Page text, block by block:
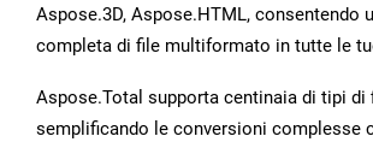
Aspose.3D, Aspose.HTML, consentendo
completa di file multiformato in tutte le
Aspose.Total supporta centinaia di tipi di
semplificando le conversioni complesse